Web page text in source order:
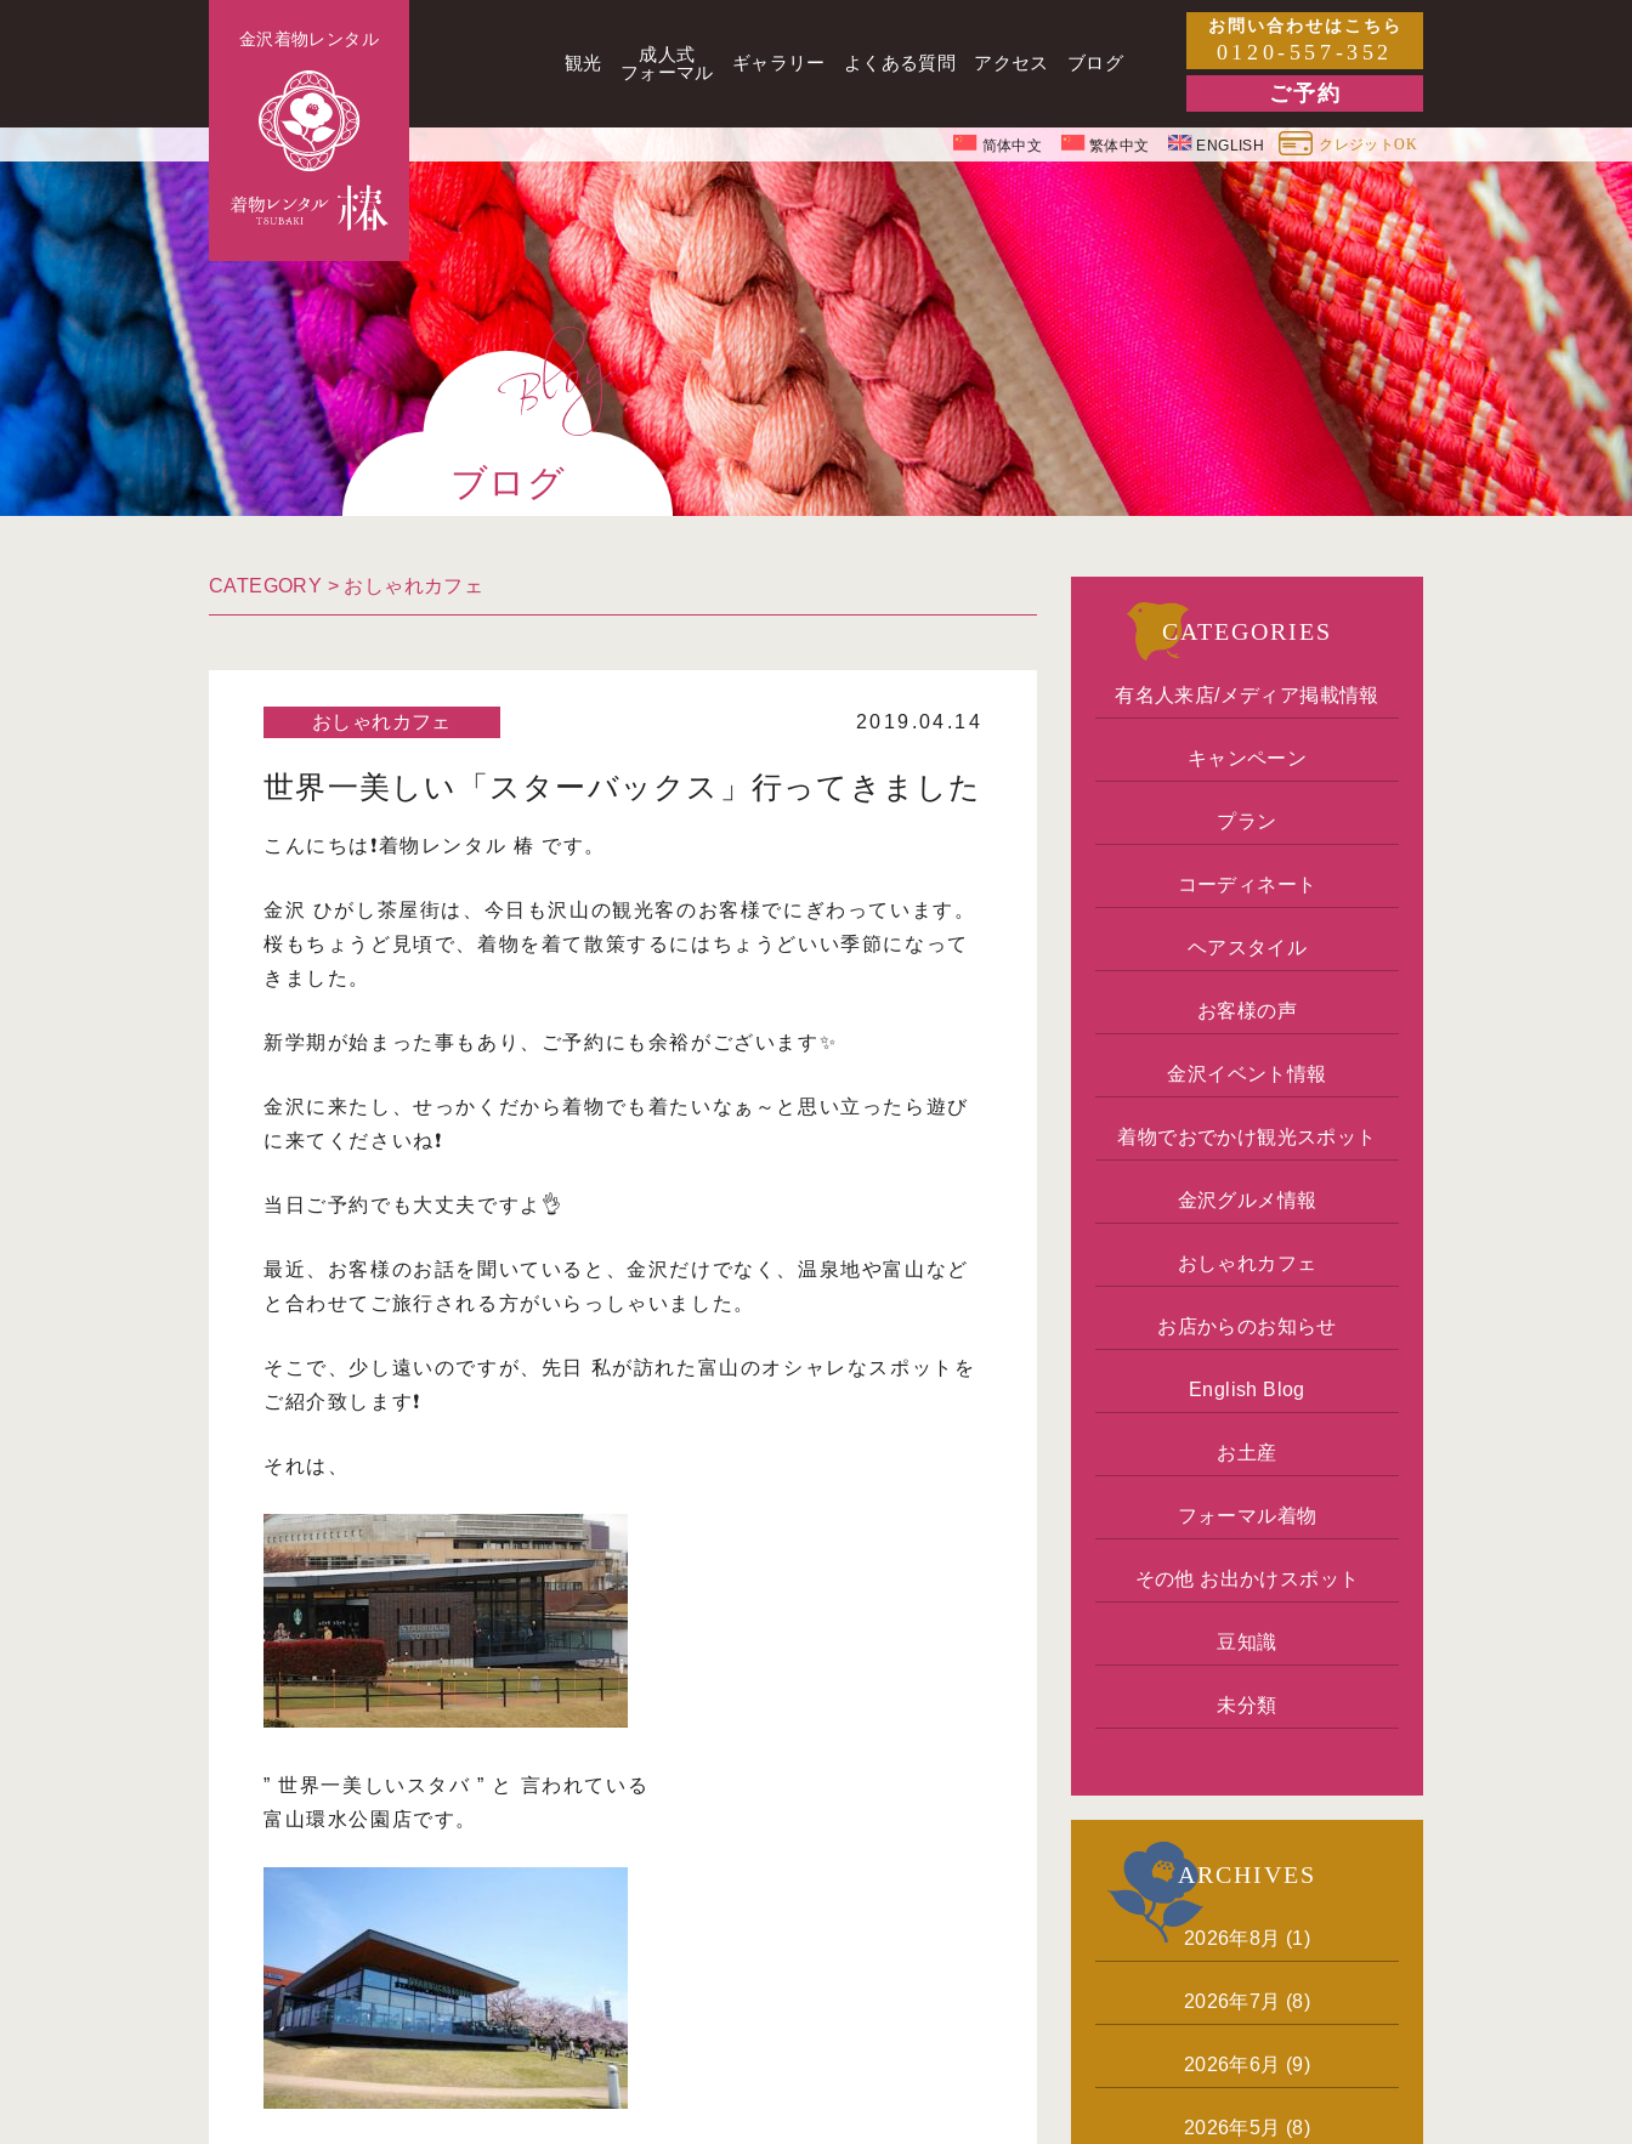
金沢着物レンタル
観光
成人式
フォーマル
ギャラリー よくある質問 アクセス ブログ
お問い合わせはこちら
0120-557-352
ご予約
简体中文 繁体中文 ENGLISH クレジットOK
ブログ
CATEGORY > おしゃれカフェ
おしゃれカフェ 2019.04.14
世界一美しい「スターバックス」行ってきました
こんにちは❗️着物レンタル 椿 です。
金沢 ひがし茶屋街は、今日も沢山の観光客のお客様でにぎわっています。
桜もちょうど見頃で、着物を着て散策するにはちょうどいい季節になって
きました。
新学期が始まった事もあり、ご予約にも余裕がございます✨
金沢に来たし、せっかくだから着物でも着たいなぁ～と思い立ったら遊び
に来てくださいね❗️
当日ご予約でも大丈夫ですよ👌
最近、お客様のお話を聞いていると、金沢だけでなく、温泉地や富山など
と合わせてご旅行される方がいらっしゃいました。
そこで、少し遠いのですが、先日 私が訪れた富山のオシャレなスポットを
ご紹介致します❗️
それは、
” 世界一美しいスタバ ” と 言われている
富山環水公園店です。
CATEGORIES
有名人来店/メディア掲載情報
キャンペーン
プラン
コーディネート
ヘアスタイル
お客様の声
金沢イベント情報
着物でおでかけ観光スポット
金沢グルメ情報
おしゃれカフェ
お店からのお知らせ
English Blog
お土産
フォーマル着物
その他 お出かけスポット
豆知識
未分類
ARCHIVES
2026年8月 (1)
2026年7月 (8)
2026年6月 (9)
2026年5月 (8)